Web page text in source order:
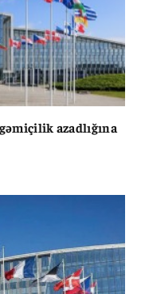
azadlığına